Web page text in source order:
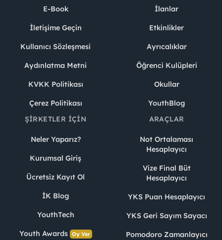
E-Book
İletişime Geçin
Kullanıcı Sözleşmesi
Aydınlatma Metni
KVKK Politikası
Çerez Politikası
İlanlar
Etkinlikler
Ayrıcalıklar
Öğrenci Kulüpleri
Okullar
YouthBlog
ŞIRKETLER İÇIN
Neler Yaparız?
Kurumsal Giriş
Ücretsiz Kayıt Ol
İK Blog
YouthTech
Youth Awards Oy Ver
ARAÇLAR
Not Ortalaması
Hesaplayıcı
Vize Final Büt
Hesaplayıcı
YKS Puan Hesaplayıcı
YKS Geri Sayım Sayacı
Pomodoro Zamanlayıcı